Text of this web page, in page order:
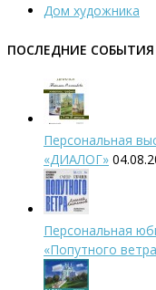
Дом художника
ПОСЛЕДНИЕ СОБЫТИЯ
Персональная
«ДИАЛОГ»
Персональная
«Попутного